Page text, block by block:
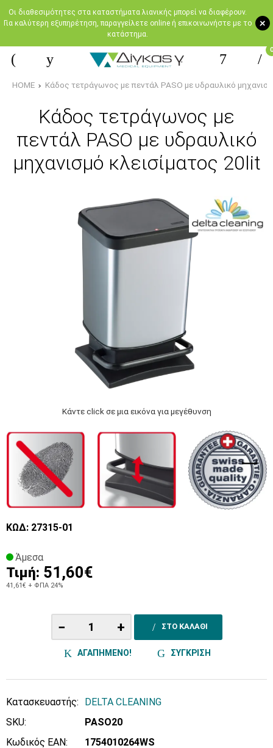
+
Oι διαθεσιμότητες στα καταστήματα λιανικής μπορεί να διαφέρουν.
Για καλύτερη εξυπηρέτηση, παραγγείλετε online ή επικοινωνήστε με το
κατάστημα.
0
HOME Κάδος τετράγωνος με πεντάλ PASO με υδραυλικό
Κάδος τετράγωνος με
πεντάλ PASO με υδραυλικό
μηχανισμό κλεισίματος 20lit
Κάντε click σε μια εικόνα για μεγέθυνση
ΚΩΔ: 27315-01
Άμεσα
Τιμή: 51,60€
41,61€ + ΦΠΑ 24%
− + ΣΤΟ ΚΑΛΑΘΙ
ΑΓΑΠΗΜΕΝΟ! ΣΥΓΚΡΙΣΗ
Κατασκευαστής:
DELTA CLEANING
SKU:
PASO20
Κωδικός EAN:
1754010264WS